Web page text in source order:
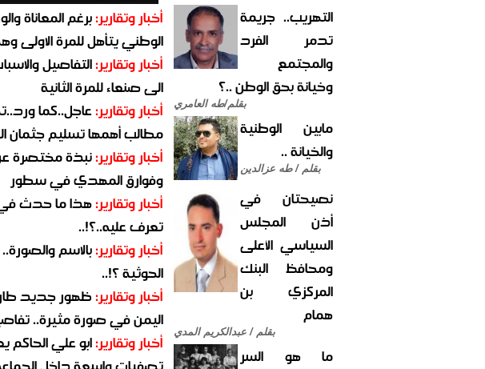
التهريب.. جريمة
تدمر الفرد
والمجتمع
وخيانة بحق الوطن ..؟
بقلم/طه العامري
مابين الوطنية
والخيانة ..
بقلم / طه عزالدين
نصيحتان في
أذن المجلس
السياسي الأعلى
ومحافظ البنك
المركزي بن
همام
بقلم / عبدالكريم المدي
ما هو السر
أخبار وتقارير:برغم المعاناة
الوطني يتأهل للمرة الاولى
أخبار وتقارير:التفاصيل
الى صنعاء للمرة الثانية
أخبار وتقارير:عاجل..كما
مطالب أهمها تسليم جثمان
أخبار وتقارير:نبذة مختصرة
وفوارق المهدي في سطور
أخبار وتقارير:هذا ما حدث في
تعرف عليه..؟!..
أخبار وتقارير:بالاسم
الحوثية ؟!..
أخبار وتقارير:ظهور جديد
اليمن في صورة مثيرة..
أخبار وتقارير:ابو علي الحاكم